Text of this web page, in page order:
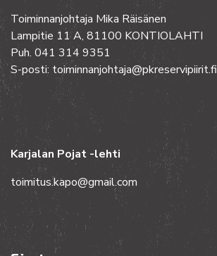
Toiminnanjohtaja Mika Räisänen
Lampitie 11 A, 81100 KONTIOLAHTI
Puh. 041 314 9351
S-posti: toiminnanjohtaja@pkreservipiirit.fi
Karjalan Pojat -lehti
toimitus.kapo@gmail.com